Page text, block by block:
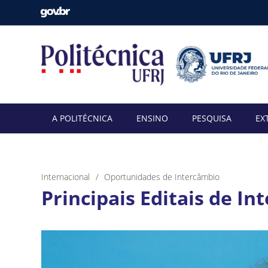
A POLITÉCNICA ENSINO PESQUISA
Internacional Oportunidades de Intercâmbio
Principais Editais de